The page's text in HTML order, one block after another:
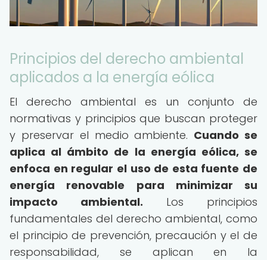
Principios del derecho ambiental
aplicados a la energía eólica
El derecho ambiental es un conjunto de
normativas y principios que buscan proteger
y preservar el medio ambiente. Cuando se
aplica al ámbito de la energía eólica, se
enfoca en regular el uso de esta fuente de
energía renovable para minimizar su
impacto ambiental. Los principios
fundamentales del derecho ambiental, como
el principio de prevención, precaución y el de
responsabilidad, se aplican en la